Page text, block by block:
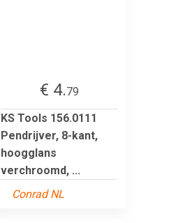
€ 4.79
KS Tools 156.0111
Pendrijver, 8-kant,
hoogglans
verchroomd, ...
Conrad NL